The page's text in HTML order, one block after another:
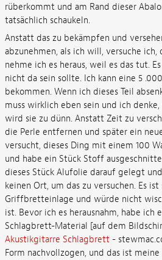
rüberkommt und am Rand dieser
tatsächlich schaukeln.
Anstatt das zu bekämpfen und
abzunehmen, als ich will, versuche ich,
nehme ich es heraus, weil es das tut.
nicht da sein sollte. Ich kann eine 5
bekommen. Wenn ich dieses Teil
muss wirklich eben sein und ich
wird sie zu dünn. Anstatt Zeit zu
die Perle entfernen und später ein
versucht, dieses Ding mit einem 100
und habe ein Stück Stoff
dieses Stück Alufolie darauf gelegt
keinen Ort, um das zu versuchen. Es
Griffbretteinlage und würde nicht
ist. Bevor ich es herausnahm, habe ich
Schlagbrett-Material [auf dem
Akustikgitarre Schlagbrett -
Form nachvollzogen, und das ist